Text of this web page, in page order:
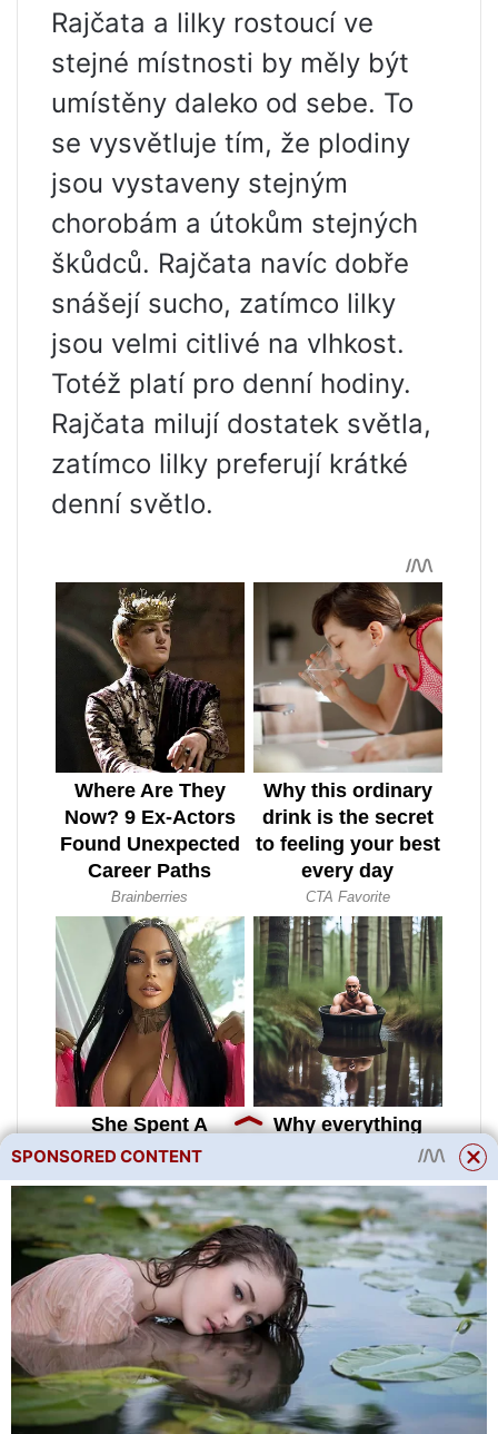
Rajčata a lilky rostoucí ve
stejné místnosti by měly být
umístěny daleko od sebe. To
se vysvětluje tím, že plodiny
jsou vystaveny stejným
chorobám a útokům stejných
škůdců. Rajčata navíc dobře
snášejí sucho, zatímco lilky
jsou velmi citlivé na vlhkost.
Totéž platí pro denní hodiny.
Rajčata milují dostatek světla,
zatímco lilky preferují krátké
denní světlo.
Brambory také nejsou
nejlepšími sousedy pro blues.
Obě zeleniny jsou totiž
oblíbenou potravou
mandelinky bramborové. Při
SPONSORED CONTENT